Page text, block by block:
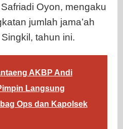
Oyon, mengaku
jumlah jama’ah
tahun ini.
AKBP Andi
Langsung
Ops dan Kapolsek